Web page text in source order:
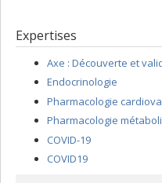
Expertises
Axe : Découverte et
Endocrinologie
Pharmacologie
Pharmacologie
COVID-19
COVID19